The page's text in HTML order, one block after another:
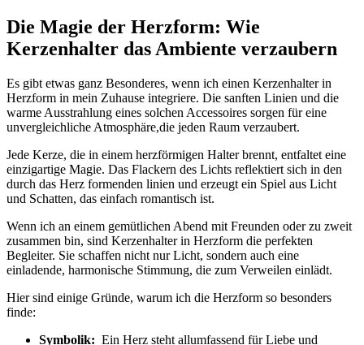
Die Magie der Herzform: Wie
Kerzenhalter das Ambiente verzaubern
Es gibt etwas ganz Besonderes, wenn ich einen Kerzenhalter in
Herzform ⁤in mein Zuhause ​integriere. Die sanften ​Linien und die
warme Ausstrahlung eines solchen Accessoires sorgen für eine
unvergleichliche⁢ Atmosphäre,die jeden Raum⁢ verzaubert.
Jede Kerze, die in einem herzförmigen Halter brennt,⁢ entfaltet eine
einzigartige ⁢Magie. Das Flackern des ⁣Lichts reflektiert sich in den
durch das ​Herz ⁣formenden linien und‍ erzeugt ein⁣ Spiel aus Licht
und Schatten, das einfach romantisch ist.
Wenn ich an einem gemütlichen Abend ‌mit Freunden oder zu zweit‍
zusammen ​bin, sind​ Kerzenhalter in Herzform die perfekten
Begleiter. Sie schaffen nicht nur Licht, sondern auch eine
einladende, harmonische​ Stimmung, die zum Verweilen⁢ einlädt.
Hier sind einige ‍Gründe,‌ warum ich⁣ die Herzform so besonders
finde:
Symbolik: ⁣ Ein Herz steht allumfassend für Liebe‍ und